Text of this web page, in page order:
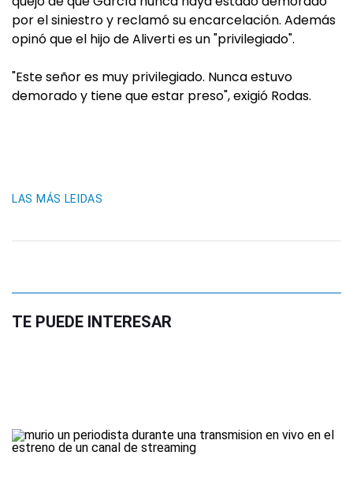
por el siniestro y reclamó su encarcelación. Además
opinó que el hijo de Aliverti es un "privilegiado".
"Este señor es muy privilegiado. Nunca estuvo
demorado y tiene que estar preso", exigió Rodas.
LAS MÁS LEIDAS
TE PUEDE INTERESAR